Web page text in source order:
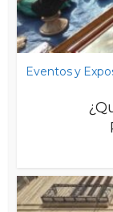
Eventos y